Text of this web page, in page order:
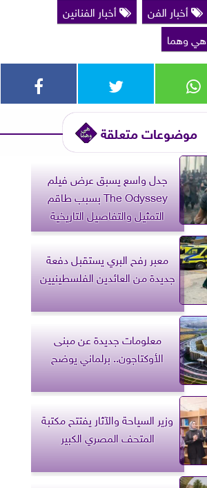
أخبار الفن
أخبار الفنانين
هي وهما
موضوعات متعلقة
جدل واسع يسبق عرض فيلم
The Odyssey بسبب طاقم
التمثيل والتفاصيل التاريخية
معبر رفح البري يستقبل دفعة
جديدة من العائدين الفلسطينيين
معلومات جديدة عن مبنى
الأوكتاجون.. برلماني يوضح
وزير السياحة والآثار يفتتح مكتبة
المتحف المصري الكبير